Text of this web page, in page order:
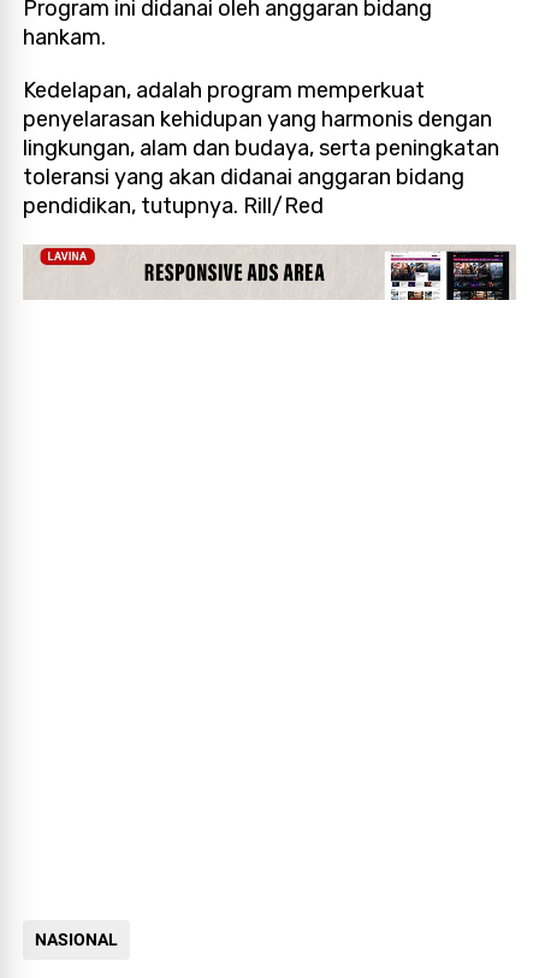
Program ini didanai oleh anggaran bidang
hankam.
Kedelapan, adalah program memperkuat
penyelarasan kehidupan yang harmonis dengan
lingkungan, alam dan budaya, serta peningkatan
toleransi yang akan didanai anggaran bidang
pendidikan, tutupnya. Rill/Red
NASIONAL